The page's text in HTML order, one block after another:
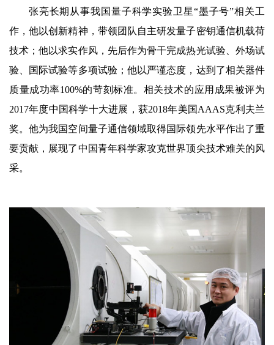
张亮长期从事我国量子科学实验卫星“墨子号”相关工
作，他以创新精神，带领团队自主研发量子密钥通信机载荷
技术；他以求实作风，先后作为骨干完成热光试验、外场试
验、国际试验等多项试验；他以严谨态度，达到了相关器件
质量成功率100%的苛刻标准。相关技术的应用成果被评为
2017年度中国科学十大进展，获2018年美国AAAS克利夫兰
奖。他为我国空间量子通信领域取得国际领先水平作出了重
要贡献，展现了中国青年科学家攻克世界顶尖技术难关的风
采。